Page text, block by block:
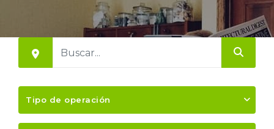
Tipo de operación